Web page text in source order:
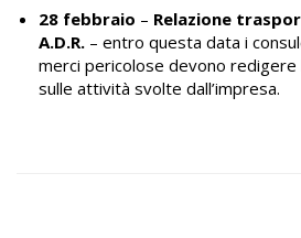
28 febbraio – Relazione
A.D.R. – entro questa data i
merci pericolose devono redigere
sulle attività svolte dall’impresa.